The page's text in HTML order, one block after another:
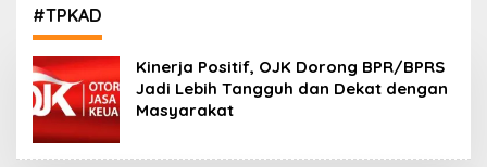
Keuangan Tetap
Terjaga
#TPKAD
Kinerja Positif, OJK Dorong BPR/BPRS
Jadi Lebih Tangguh dan Dekat dengan
Masyarakat